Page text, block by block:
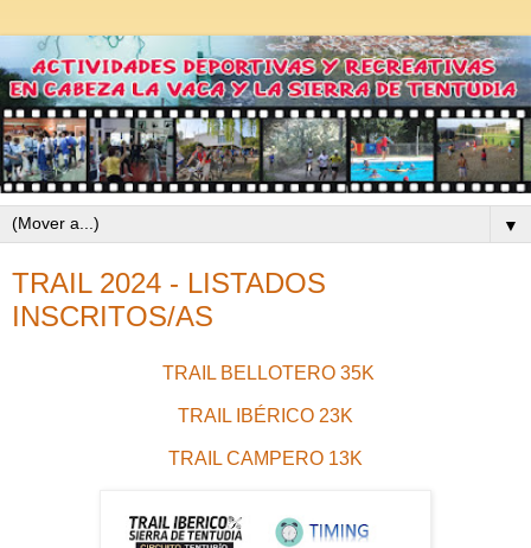
▼
TRAIL 2024 - LISTADOS
INSCRITOS/AS
TRAIL BELLOTERO 35K
TRAIL IBÉRICO 23K
TRAIL CAMPERO 13K